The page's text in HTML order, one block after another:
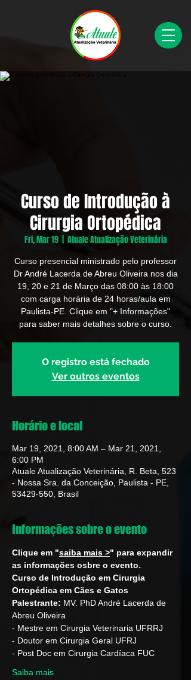
Curso de Introdução à
Cirurgia Ortopédica
Fri, Mar 19
  |
Atuale Atualização Veterinária
Curso presencial ministrado pelo professor
Dr André Lacerda de Abreu Oliveira nos dia
19, 20 e 21 de Março das 08:00 às 18:00
com carga horária de 24 horas/aula em
Paulista-PE. Clique em "+ Informações"
para saber mais detalhes sobre o curso.
O registro está fechado
Ver outros eventos
Horário e local
Mar 19, 2021, 8:00 AM – Mar 21, 2021,
6:00 PM
Atuale Atualização Veterinária, R. Beta, 523
- Nossa Sra. da Conceição, Paulista - PE,
53429-550, Brasil
Informações sobre o evento
Clique em "saiba mais >" para expandir
as informações osbre o evento.
Curso de Introdução em Cirurgia
Ortopédica em Cães e Gatos
Palestrante: MV. PhD André Lacerda de
Abreu Oliveira
- Mestre em Cirurgia Veterinaria UFRRJ
- Doutor em Cirurgia Geral UFRJ
- Post Doc em Cirurgia Cardíaca FUC
Saiba mais